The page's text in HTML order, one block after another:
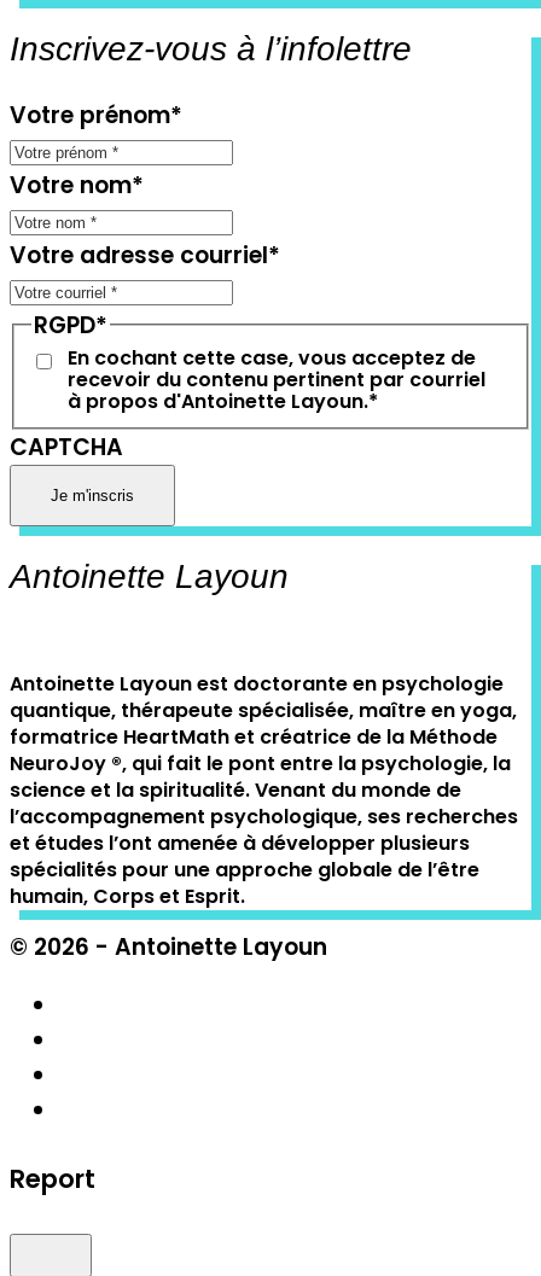
Inscrivez-vous à l’infolettre
Votre prénom*
Votre nom*
Votre adresse courriel*
RGPD*
En cochant cette case, vous acceptez de
recevoir du contenu pertinent par courriel
à propos d'Antoinette Layoun.*
CAPTCHA
Antoinette Layoun
Antoinette Layoun est doctorante en psychologie
quantique, thérapeute spécialisée, maître en yoga,
formatrice HeartMath et créatrice de la Méthode
NeuroJoy ®️, qui fait le pont entre la psychologie, la
science et la spiritualité. Venant du monde de
l’accompagnement psychologique, ses recherches
et études l’ont amenée à développer plusieurs
spécialités pour une approche globale de l’être
humain, Corps et Esprit.
© 2026 - Antoinette Layoun
Report